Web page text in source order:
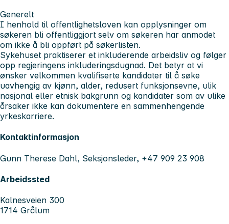
Generelt
I henhold til offentlighetsloven kan opplysninger om
søkeren bli offentliggjort selv om søkeren har anmodet
om ikke å bli oppført på søkerlisten.
Sykehuset praktiserer et inkluderende arbeidsliv og følger
opp regjeringens inkluderingsdugnad. Det betyr at vi
ønsker velkommen kvalifiserte kandidater til å søke
uavhengig av kjønn, alder, redusert funksjonsevne, ulik
nasjonal eller etnisk bakgrunn og kandidater som av ulike
årsaker ikke kan dokumentere en sammenhengende
yrkeskarriere.
Kontaktinformasjon
Gunn Therese Dahl, Seksjonsleder, +47 909 23 908
Arbeidssted
Kalnesveien 300
1714 Grålum